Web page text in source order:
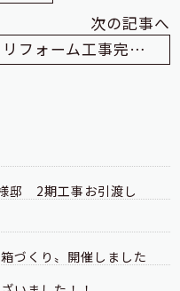
次の記事へ
リフォーム工事完成しました
邸 2期工事お引渡し
づくり〟開催しました